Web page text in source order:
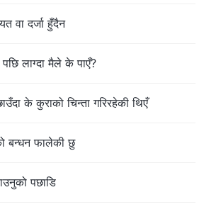
वा दर्जा हुँदैन
लाग्दा मैले के पाएँ?
के कुराको चिन्ता गरिरहेकी थिएँ
बन्धन फालेकी छु
पछाडि